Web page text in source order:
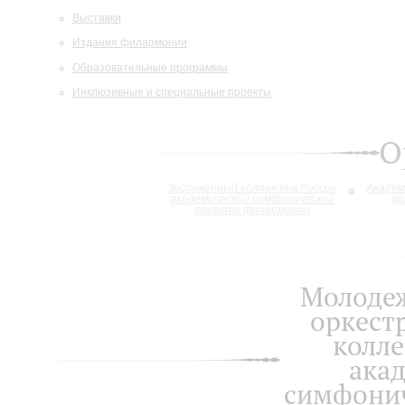
Выставки
Издания филармонии
Образовательные программы
Инклюзивные и специальные проекты